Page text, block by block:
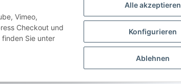
Alle akzeptieren
Konfigurieren
Ablehnen
Vimeo,
Checkout und
Sie unter
| Impressum Besucherzähler: 9948858